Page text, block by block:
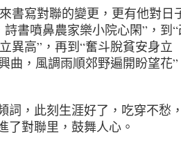
寫對聯的變更，更有他對日
書噴鼻農家樂小院心閑”，到
異高”，再到“奮斗脫貧安身立
曲，風調雨順郊野遍開盼望花”
，此刻生涯好了，吃穿不愁，
了對聯里，鼓舞人心。